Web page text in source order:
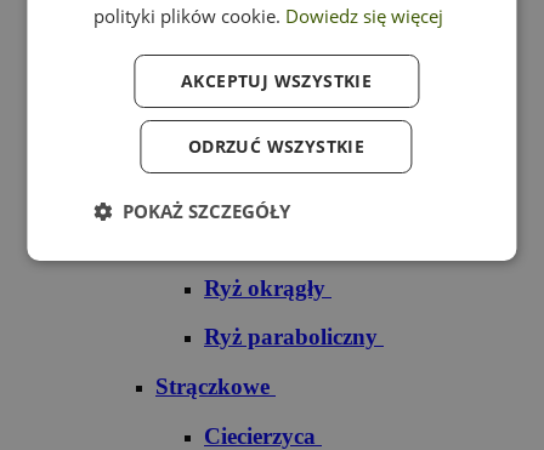
Ryż czerwony
Ryż do sushi
Ryż okrągły
Ryż paraboliczny
Strączkowe
Ciecierzyca
polityki plików cookie. Dowiedz się więcej
AKCEPTUJ WSZYSTKIE
ODRZUĆ WSZYSTKIE
POKAŻ SZCZEGÓŁY